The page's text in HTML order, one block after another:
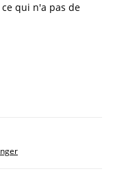
qui n'a pas de